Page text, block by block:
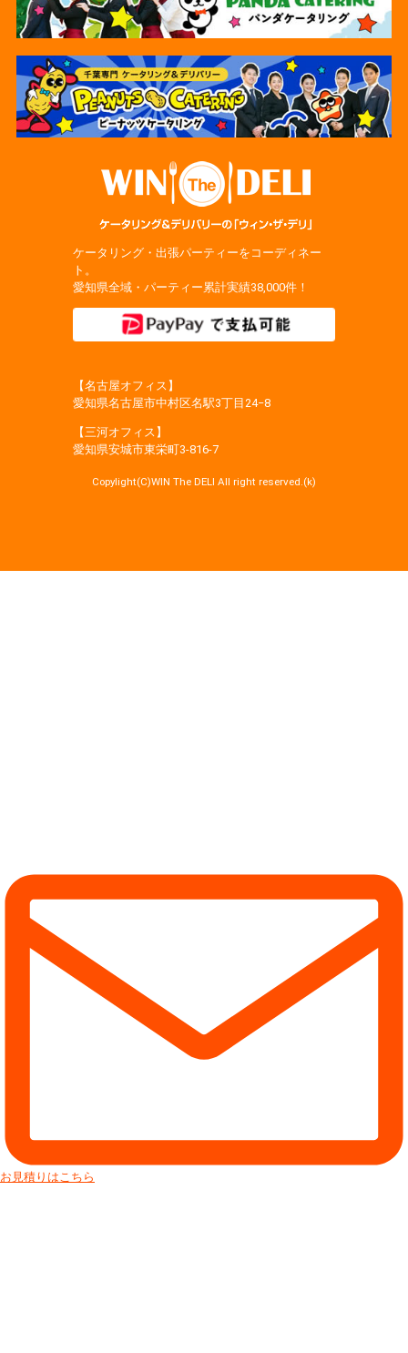
ケータリング・出張パーティーをコーディネー
ト。
愛知県全域・パーティー累計実績38,000件！
【名古屋オフィス】
愛知県名古屋市中村区名駅3丁目24−8
【三河オフィス】
愛知県安城市東栄町3‐816‐7
Copylight(C)WIN The DELI All right reserved.(k)
お見積りはこちら